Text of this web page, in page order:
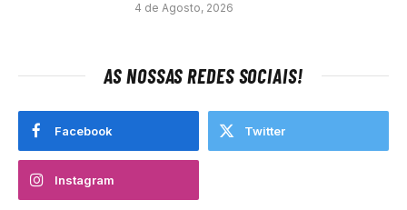
4 de Agosto, 2026
AS NOSSAS REDES SOCIAIS!
Facebook Twitter
Instagram